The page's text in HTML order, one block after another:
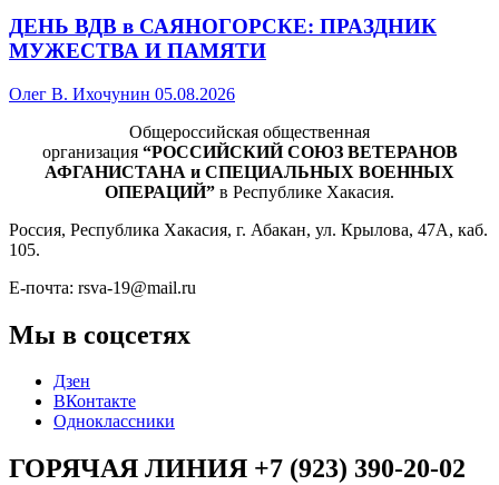
ДЕНЬ ВДВ в САЯНОГОРСКЕ: ПРАЗДНИК
МУЖЕСТВА И ПАМЯТИ
Олег В. Ихочунин 05.08.2026
Общероссийская общественная
организация “РОССИЙСКИЙ СОЮЗ ВЕТЕРАНОВ
АФГАНИСТАНА и СПЕЦИАЛЬНЫХ ВОЕННЫХ
ОПЕРАЦИЙ” в Республике Хакасия.
Россия, Республика Хакасия, г. Абакан, ул. Крылова, 47А, каб.
105.
Е-почта: rsva-19@mail.ru
Мы в соцсетях
Дзен
ВКонтакте
Одноклассники
ГОРЯЧАЯ ЛИНИЯ +7 (923) 390-20-02